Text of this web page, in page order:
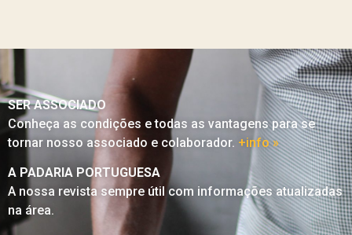
SER ASSOCIADO
Conheça as condições e todas as vantagens para se
tornar nosso associado e colaborador. +info »
A PADARIA PORTUGUESA
A nossa revista sempre útil com informações atualizadas
na área.